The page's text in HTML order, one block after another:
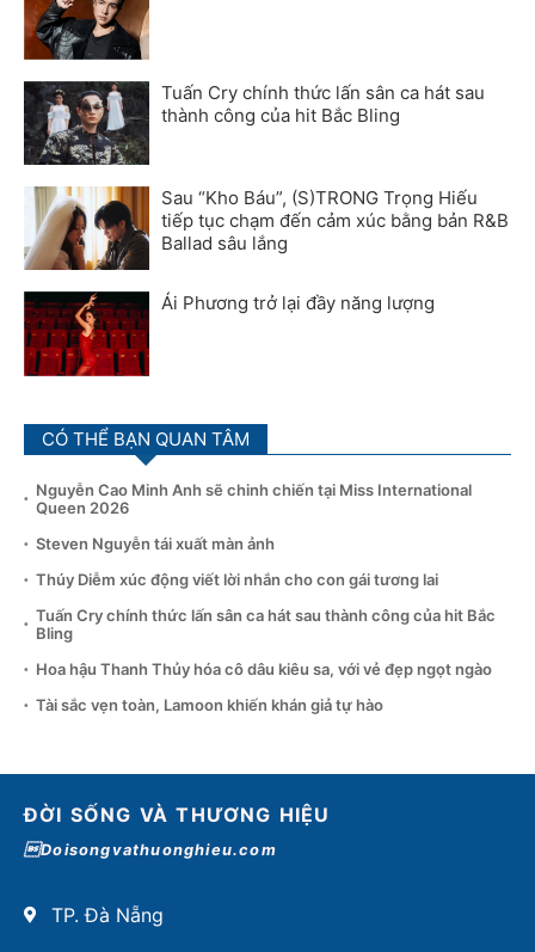
Tuấn Cry chính thức lấn sân ca hát sau
thành công của hit Bắc Bling
Sau “Kho Báu”, (S)TRONG Trọng Hiếu
tiếp tục chạm đến cảm xúc bằng bản R&B
Ballad sâu lắng
Ái Phương trở lại đầy năng lượng
CÓ THỂ BẠN QUAN TÂM
Nguyễn Cao Minh Anh sẽ chinh chiến tại Miss International
Queen 2026
Steven Nguyễn tái xuất màn ảnh
Thúy Diễm xúc động viết lời nhắn cho con gái tương lai
Tuấn Cry chính thức lấn sân ca hát sau thành công của hit Bắc
Bling
Hoa hậu Thanh Thủy hóa cô dâu kiêu sa, với vẻ đẹp ngọt ngào
Tài sắc vẹn toàn, Lamoon khiến khán giả tự hào
ĐỜI SỐNG VÀ THƯƠNG HIỆU
Doisongvathuonghieu.com
TP. Đà Nẵng